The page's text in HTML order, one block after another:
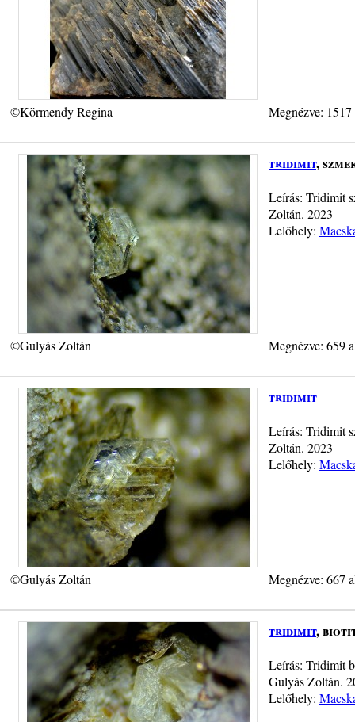
©Körmendy Regina Megnézve:
tridimit,
Leírás: Tridimit
Zoltán. 2023
Lelőhely:
©Gulyás Zoltán Megnézve: 659
tridimit
Leírás: Tridimit
Zoltán. 2023
Lelőhely:
©Gulyás Zoltán Megnézve: 667
tridimit,
Leírás: Tridimit
Gulyás Zoltán.
Lelőhely: